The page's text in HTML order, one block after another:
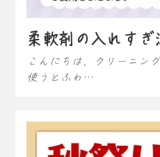
柔軟剤の入れすぎ
こんにちは、クリーニン
使うとふわ…